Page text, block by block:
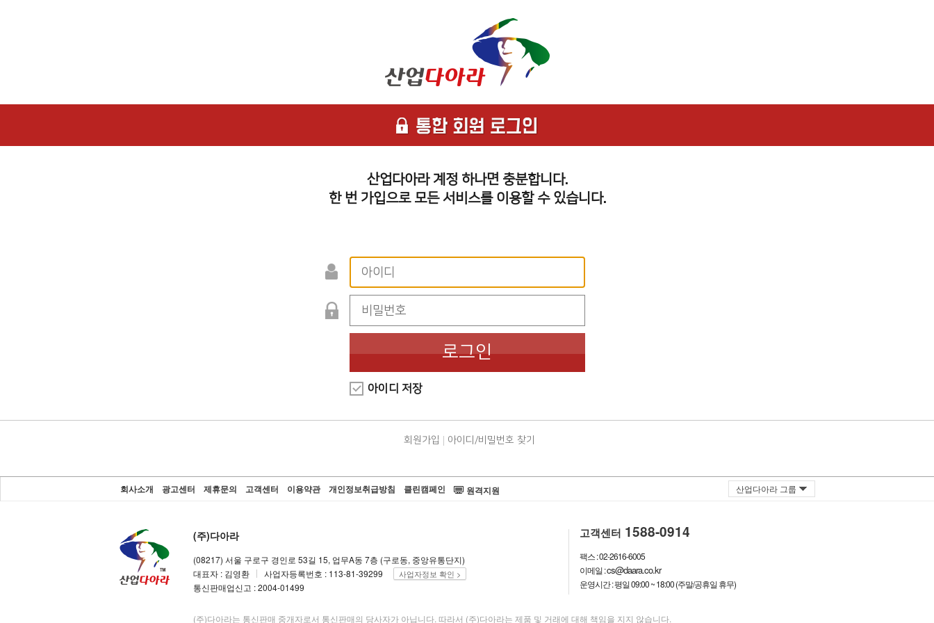
산업다아라 계정 하나면 충분합니다.
한 번 가입으로 모든 서비스를 이용할 수 있습니다.
로그인
아이디 저장
회원가입 아이디/비밀번호 찾기
회사소개 광고센터 제휴문의 고객센터 이용약관 개인정보취급방침 클린캠페인 원격지원 산업다아라 그룹
(주)다아라
(08217) 서울 구로구 경인로 53길 15, 업무A동 7층 (구로동, 중앙유통단지)
대표자 : 김영환
사업자등록번호 : 113-81-39299 사업자정보 확인 >
통신판매업신고 : 2004-01499
고객센터 1588-0914
팩스 : 02-2616-6005
이메일 :cs@daara.co.kr
운영시간 : 평일 09:00 ~ 18:00 (주말/공휴일 휴무)
(주)다아라는 통신판매 중개자로서 통신판매의 당사자가 아닙니다. 따라서 (주)다아라는 제품 및 거래에 대해 책임을 지지 않습니다.